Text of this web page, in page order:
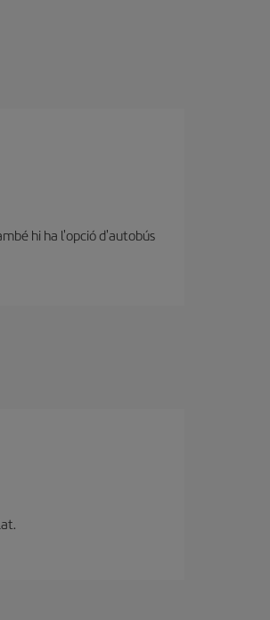
hi ha l'opció d'autobús